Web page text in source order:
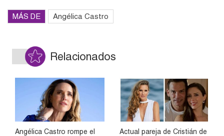
MÁS DE Angélica Castro
Relacionados
Angélica Castro rompe el Actual pareja de Cristián de